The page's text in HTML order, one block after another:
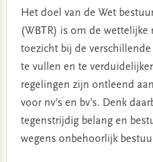
Het doel van de Wet
(WBTR) is om de wettelijke
toezicht bij de
te vullen en te
regelingen zijn ontleend
voor nv’s en bv’s. Denk
tegenstrijdig belang en
wegens onbehoorlijk